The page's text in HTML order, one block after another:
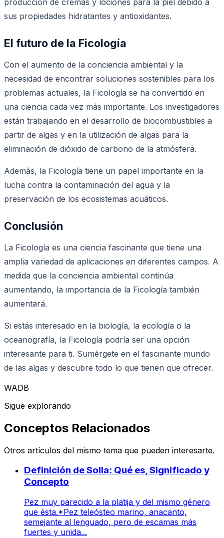
sus propiedades hidratantes y antioxidantes.
El futuro de la Ficología
Con el aumento de la conciencia ambiental y la
necesidad de encontrar soluciones sostenibles para los
problemas actuales, la Ficología se ha convertido en
una ciencia cada vez más importante. Los investigadores
están trabajando en el desarrollo de biocombustibles a
partir de algas y en la utilización de algas para la
eliminación de dióxido de carbono de la atmósfera.
Además, la Ficología tiene un papel importante en la
lucha contra la contaminación del agua y la
preservación de los ecosistemas acuáticos.
Conclusión
La Ficología es una ciencia fascinante que tiene una
amplia variedad de aplicaciones en diferentes campos. A
medida que la conciencia ambiental continúa
aumentando, la importancia de la Ficología también
aumentará.
Si estás interesado en la biología, la ecología o la
oceanografía, la Ficología podría ser una opción
interesante para ti. Sumérgete en el fascinante mundo
de las algas y descubre todo lo que tienen que ofrecer.
WADB
Sigue explorando
Conceptos Relacionados
Otros artículos del mismo tema que pueden interesarte.
Definición de Solla: Qué es, Significado y
Concepto
Pez muy parecido a la platija y del mismo género
que ésta.*Pez teleósteo marino, anacanto,
semejante al lenguado, pero de escamas más
fuertes y unida...